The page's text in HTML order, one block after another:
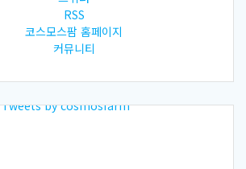
RSS
코스모스팜 홈페이지
커뮤니티
Tweets by cosmosfarm